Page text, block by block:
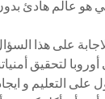
هو عالم هادئ
على هذا
أوروبا لتحقيق
التعليم و